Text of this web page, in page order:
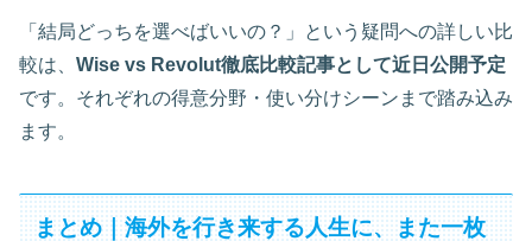
「結局どっちを選べばいいの？」という疑問への詳しい比
較は、 Wise vs Revolut徹底比較記事として近日公開予定
です。それぞれの得意分野・使い分けシーンまで踏み込み
ます。
まとめ｜海外を行き来する人生に、また一枚